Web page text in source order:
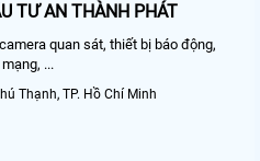
TƯ AN THÀNH PHÁT
quan sát, thiết bị báo động,
...
Thạnh, TP. Hồ Chí Minh